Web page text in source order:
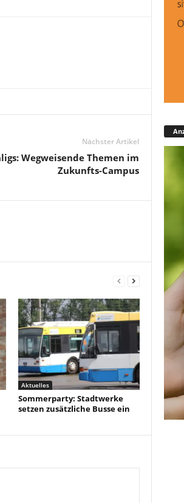
Nächster Artikel
Wegweisende Themen im
Zukunfts-Campus
Aktuelles
Sommerparty: Stadtwerke
setzen zusätzliche Busse ein